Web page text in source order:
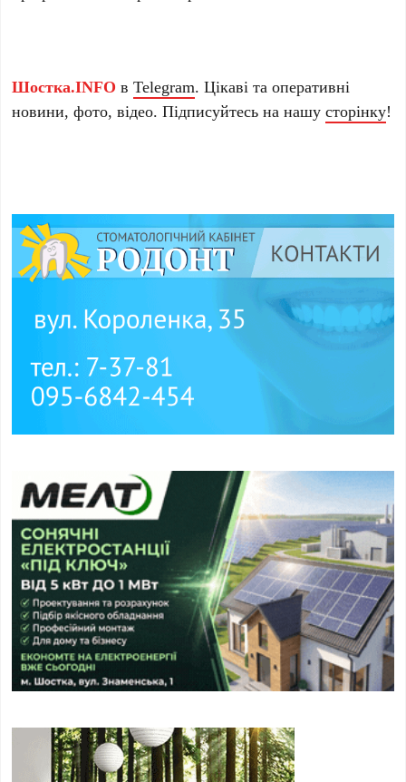
Шостка.INFO вTelegram. Цікаві та оперативні
новини, фото, відео. Підписуйтесь на нашусторінку!